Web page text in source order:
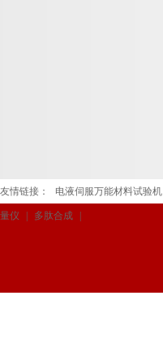
友情链接： 电液伺服万能材料试验机
量仪 多肽合成